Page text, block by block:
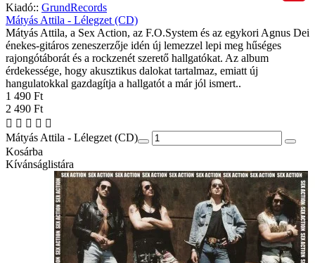
Kiadó:: GrundRecords
Mátyás Attila - Lélegzet (CD)
Mátyás Attila, a Sex Action, az F.O.System és az egykori Agnus Dei
énekes-gitáros zeneszerzője idén új lemezzel lepi meg hűséges
rajongótáborát és a rockzenét szerető hallgatókat. Az album
érdekessége, hogy akusztikus dalokat tartalmaz, emiatt új
hangulatokkal gazdagítja a hallgatót a már jól ismert..
1 490 Ft
2 490 Ft
Mátyás Attila - Lélegzet (CD)
Kosárba
Kívánságlistára